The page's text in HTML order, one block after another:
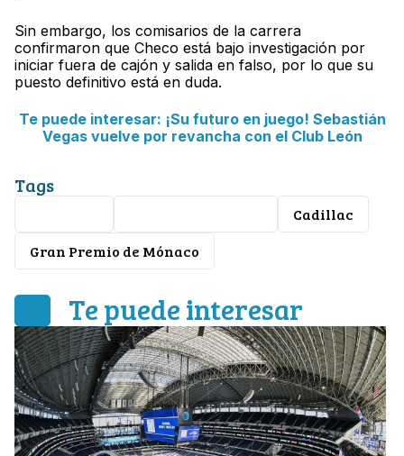
Sin embargo, los comisarios de la carrera
confirmaron que Checo está bajo investigación por
iniciar fuera de cajón y salida en falso, por lo que su
puesto definitivo está en duda.
Te puede interesar: ¡Su futuro en juego! Sebastián
Vegas vuelve por revancha con el Club León
Tags
Cadillac
Gran Premio de Mónaco
Te puede interesar